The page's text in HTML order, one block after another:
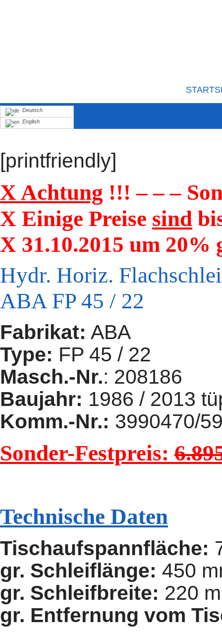
Deutsch
English
[printfriendly]
X Achtung !!! – – –
X Einige Preise sind
X 31.10.2015 um 20%
Hydr. Horiz.
ABA FP 45 / 22
Fabrikat: ABA
Type: FP 45 / 22
Masch.-Nr.: 208186
Baujahr: 1986 / 2013
Komm.-Nr.: 3990470/
Sonder-Festpreis:
Technische Daten
Tischaufspannfläche:
gr. Schleiflänge: 450
gr. Schleifbreite: 220
gr. Entfernung vom